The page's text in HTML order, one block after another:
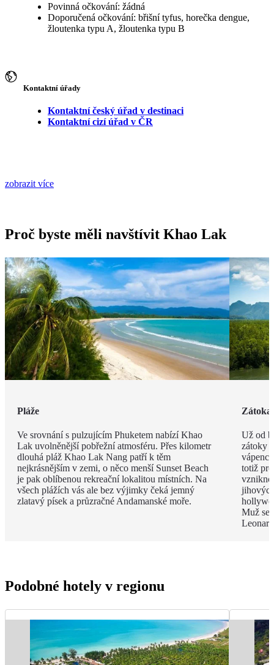
Povinná očkování: žádná
Doporučená očkování: břišní tyfus, horečka dengue,
žloutenka typu A, žloutenka typu B
Kontaktní úřady
Kontaktní český úřad v destinaci
Kontaktní cizí úřad v ČR
zobrazit více
Proč byste měli navštívit Khao Lak
Pláže
Ve srovnání s pulzujícím Phuketem nabízí Khao
Lak uvolněnější pobřežní atmosféru. Přes kilometr
dlouhá pláž Khao Lak Nang patří k těm
nejkrásnějším v zemi, o něco menší Sunset Beach
je pak oblíbenou rekreační lokalitou místních. Na
všech plážích vás ale bez výjimky čeká jemný
zlatavý písek a průzračné Andamanské moře.
Zátoka
Už od
zátoky
totiž
Muž se
Podobné hotely v regionu